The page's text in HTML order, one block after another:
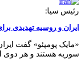
رئیس سیا:
ایران و روسیه تهدیدی
«مایک پومپئو» گفت
سوریه هستند و هر دوی